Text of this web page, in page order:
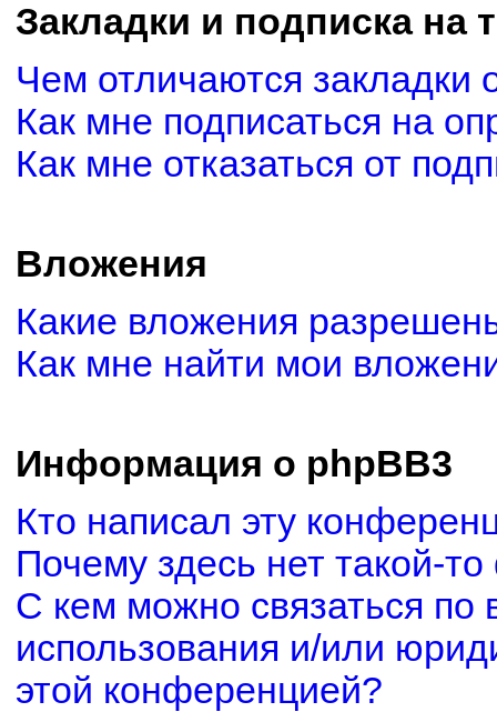
Закладки и подписка на
Чем отличаются закладки
Как мне подписаться на
Как мне отказаться от
Вложения
Какие вложения
Как мне найти мои
Информация о phpBB3
Кто написал эту
Почему здесь нет такой-
С кем можно связаться по
использования и/или
этой конференцией?